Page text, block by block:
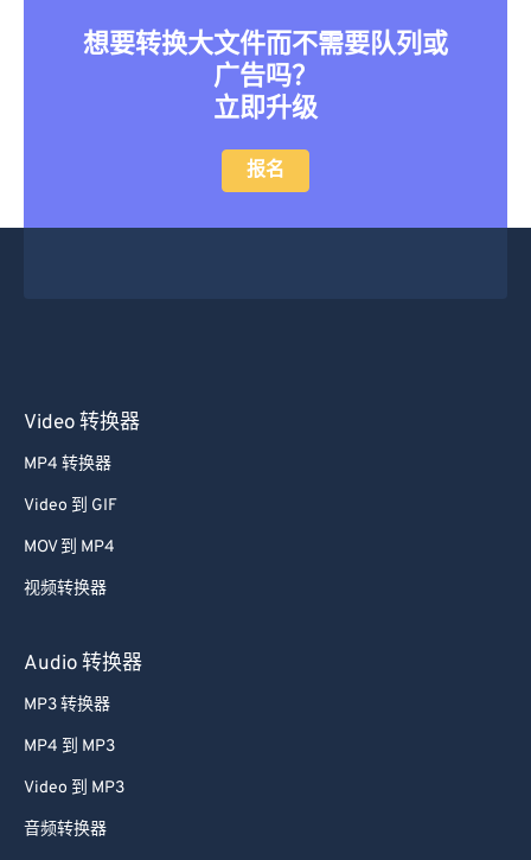
想要转换大文件而不需要队列或
广告吗？
立即升级
报名
Video 转换器
MP4 转换器
Video 到 GIF
MOV 到 MP4
视频转换器
Audio 转换器
MP3 转换器
MP4 到 MP3
Video 到 MP3
音频转换器